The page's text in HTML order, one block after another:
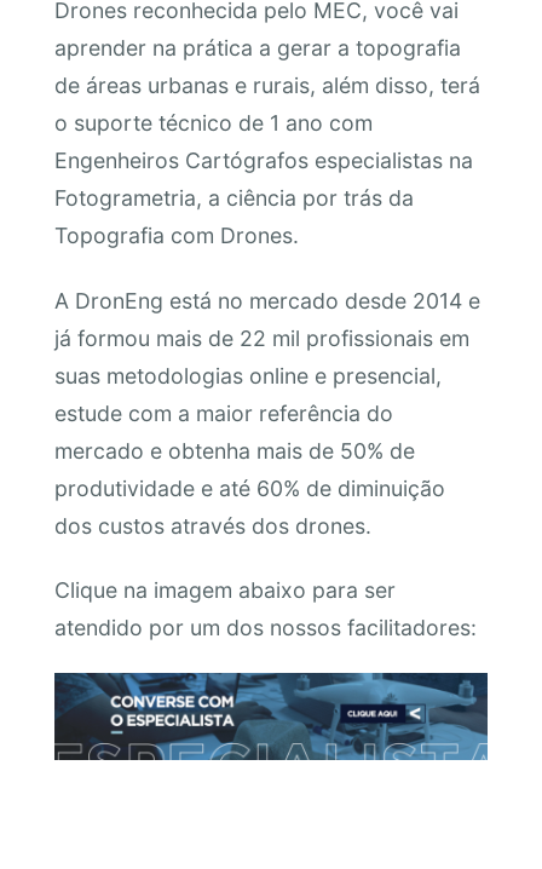
Drones reconhecida pelo MEC, você vai
aprender na prática a gerar a topografia
de áreas urbanas e rurais, além disso, terá
o suporte técnico de 1 ano com
Engenheiros Cartógrafos especialistas na
Fotogrametria, a ciência por trás da
Topografia com Drones.
A DronEng está no mercado desde 2014 e
já formou mais de 22 mil profissionais em
suas metodologias online e presencial,
estude com a maior referência do
mercado e obtenha mais de 50% de
produtividade e até 60% de diminuição
dos custos através dos drones.
Clique na imagem abaixo para ser
atendido por um dos nossos facilitadores: